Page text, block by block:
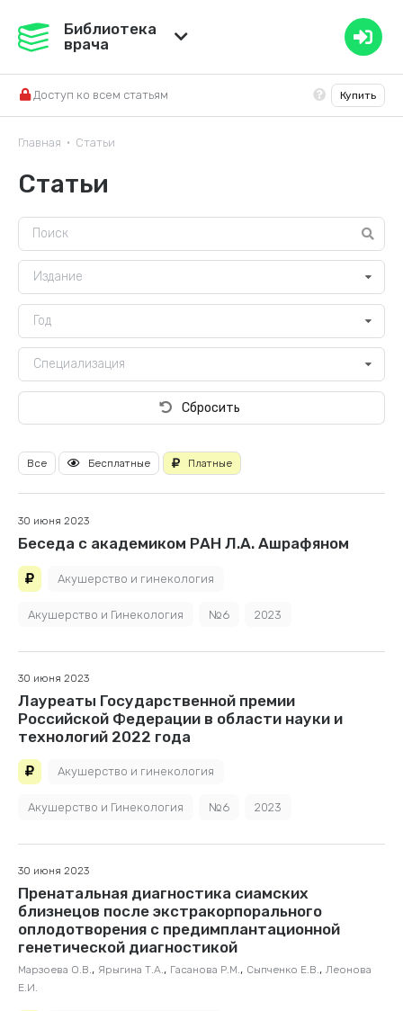
Медвестник
Справочник ЛС
Библиотека
врача
Доступ ко всем статьям Купить
Главная • Статьи
Статьи
Издание
Год
Специализация
Сбросить
Все Бесплатные Платные
30 июня 2023
Беседа с академиком РАН Л.А. Ашрафяном
Акушерство и гинекология
Акушерство и Гинекология №6 2023
30 июня 2023
Лауреаты Государственной премии
Российской Федерации в области науки и
технологий 2022 года
Акушерство и гинекология
Акушерство и Гинекология №6 2023
30 июня 2023
Пренатальная диагностика сиамских
близнецов после экстракорпорального
оплодотворения с предимплантационной
генетической диагностикой
Марзоева О.В., Ярыгина Т.А., Гасанова Р.М., Сыпченко Е.В., Леонова
Е.И.